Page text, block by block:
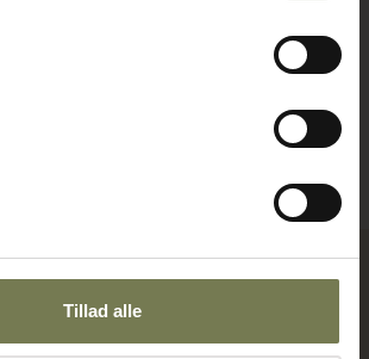
Tillad alle